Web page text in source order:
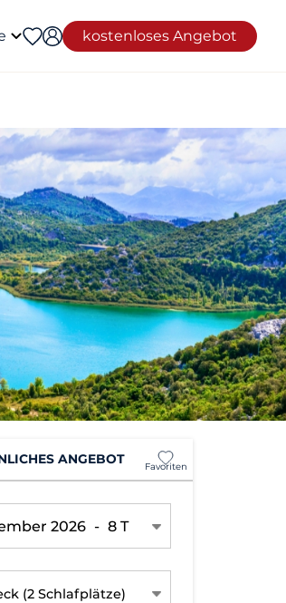
kostenloses Angebot
ANGEBOT Favoriten
2026 - 8 T
(2 Schlafplätze)